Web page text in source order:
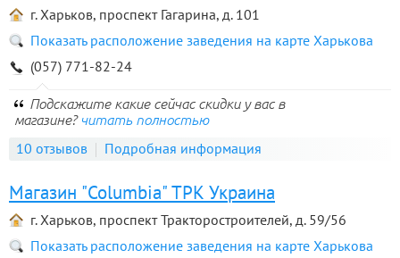
г. Харьков, проспект Гагарина, д. 101
Показать расположение заведения на карте Харькова
(057) 771-82-24
Подскажите какие сейчас скидки у вас в
магазине? читать полностью
10 отзывов Подробная информация
Магазин "Columbia" ТРК Украина
г. Харьков, проспект Тракторостроителей, д. 59/56
Показать расположение заведения на карте Харькова